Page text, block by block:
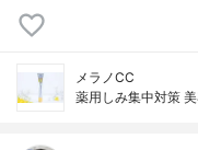
メラノCC
薬用しみ集中対策